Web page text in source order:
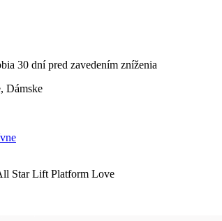
30 dní pred zavedením zníženia
, Dámske
Star Lift Platform Love